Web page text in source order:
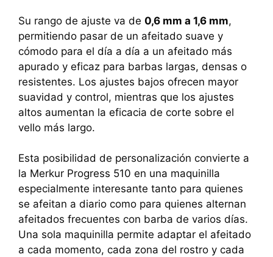
Su rango de ajuste va de 0,6 mm a 1,6 mm,
permitiendo pasar de un afeitado suave y
cómodo para el día a día a un afeitado más
apurado y eficaz para barbas largas, densas o
resistentes. Los ajustes bajos ofrecen mayor
suavidad y control, mientras que los ajustes
altos aumentan la eficacia de corte sobre el
vello más largo.
Esta posibilidad de personalización convierte a
la Merkur Progress 510 en una maquinilla
especialmente interesante tanto para quienes
se afeitan a diario como para quienes alternan
afeitados frecuentes con barba de varios días.
Una sola maquinilla permite adaptar el afeitado
a cada momento, cada zona del rostro y cada